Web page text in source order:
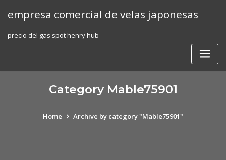
empresa comercial de velas japonesas
precio del gas spot henry hub
Category Mable75901
Home Archive by category "Mable75901"